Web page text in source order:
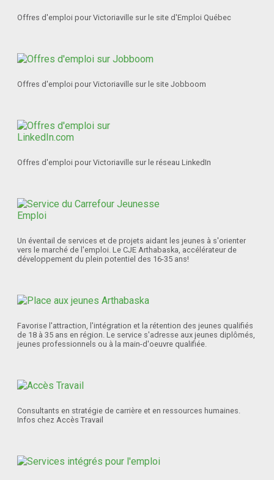
Offres d'emploi pour Victoriaville sur le site d'Emploi Québec
Offres d'emploi pour Victoriaville sur le site Jobboom
Offres d'emploi pour Victoriaville sur le réseau LinkedIn
Un éventail de services et de projets aidant les jeunes à s'orienter
vers le marché de l'emploi. Le CJE Arthabaska, accélérateur de
développement du plein potentiel des 16-35 ans!
Favorise l'attraction, l'intégration et la rétention des jeunes qualifiés
de 18 à 35 ans en région. Le service s'adresse aux jeunes diplômés,
jeunes professionnels ou à la main-d'oeuvre qualifiée.
Consultants en stratégie de carrière et en ressources humaines.
Infos chez Accès Travail